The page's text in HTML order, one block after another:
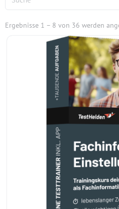
Ergebnisse 1 – 8 von 36 werden